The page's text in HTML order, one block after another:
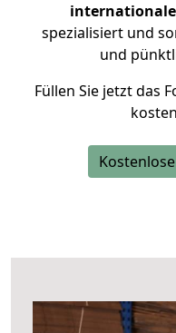
internationale
spezialisiert und
und
Füllen Sie jetzt das